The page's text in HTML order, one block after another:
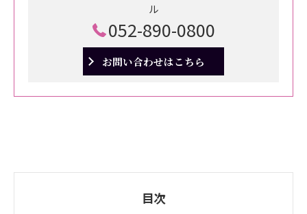
ル
052-890-0800
お問い合わせはこちら
目次